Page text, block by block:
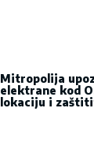
Mitropolija
elektrane kod
lokaciju i